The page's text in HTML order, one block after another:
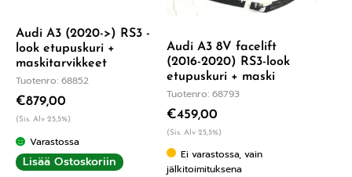
Audi A3 (2020->) RS3 -
look etupuskuri +
maskitarvikkeet
Tuotenro: 68852
€879,00
(Sis. Alv 25,5%)
Varastossa
Lisää Ostoskoriin
Audi A3 8V facelift
(2016-2020) RS3-look
etupuskuri + maski
Tuotenro: 68793
€459,00
(Sis. Alv 25,5%)
Ei varastossa, vain
jälkitoimituksena